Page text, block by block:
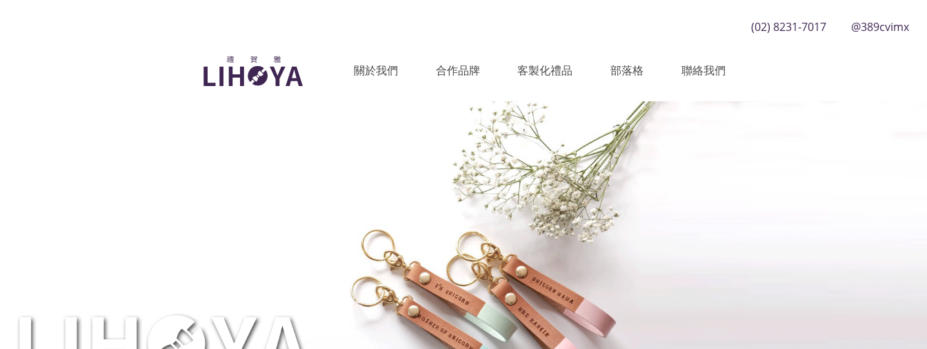
(02) 8231-7017 @389cvimx
關於我們 合作品牌 客製化禮品 部落格 聯絡我們